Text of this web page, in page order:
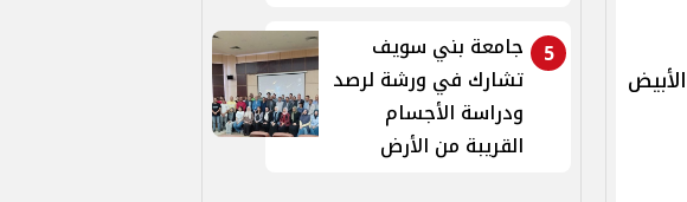
5
جامعة بني سويف
تشارك في ورشة لرصد
ودراسة الأجسام
القريبة من الأرض